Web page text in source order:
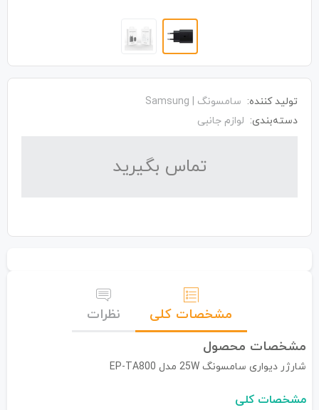
تولید کننده: سامسونگ | Samsung
دسته‌بندی: لوازم جانبی
تماس بگیرید
مشخصات کلی
نظرات
مشخصات محصول
شارژر دیواری سامسونگ 25W مدل EP-TA800
مشخصات کلی